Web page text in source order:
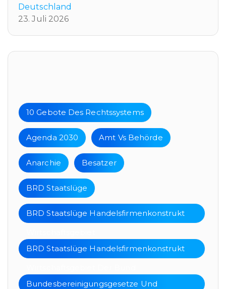
Deutschland
23. Juli 2026
10 Gebote Des Rechtssystems
Agenda 2030 Amt Vs Behörde
Anarchie Besatzer
BRD Staatslüge
BRD Staatslüge Handelsfirmenkonstrukt
BRD Staatslüge Handelsfirmenkonstrukt
Bundesbereinigungsgesetze Und